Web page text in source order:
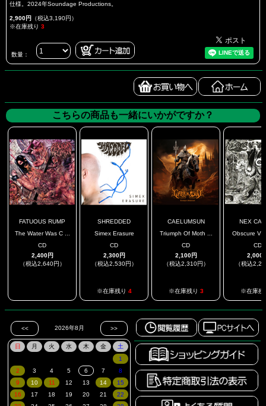
仕様。2024年Soundage Productions。
2,900円 （税込3,190円）
※在庫残り 3
数量：
こちらの商品も一緒にいかがですか？
FATUOUS RUMP
The Water Was C ...
CD
2,400円
（税込2,640円）
SHREDDED
Simex Erasure
CD
2,300円
（税込2,530円）
※在庫残り 4
CAELUMSUN
Triumph Of Moth ...
CD
2,100円
（税込2,310円）
※在庫残り 3
NEX
Obscure
CD
2,000
（税込
※在庫残